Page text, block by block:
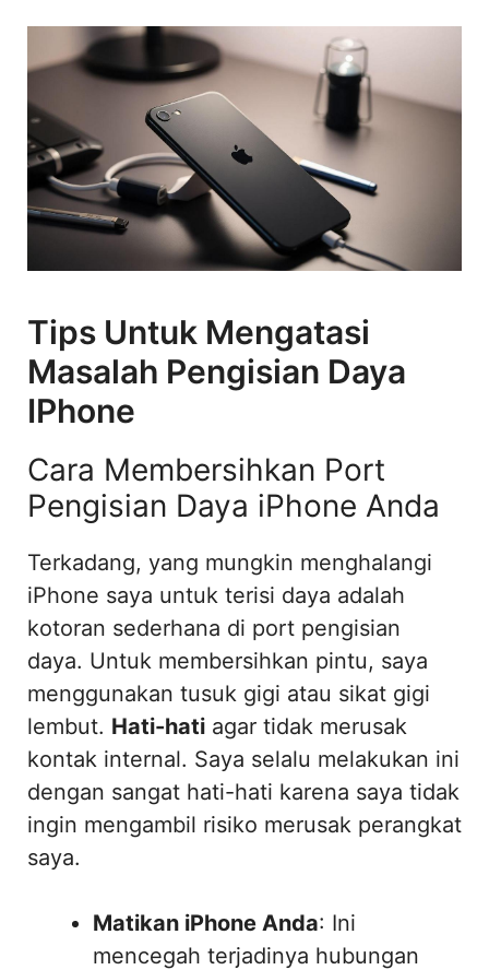
Tips Untuk Mengatasi
Masalah Pengisian Daya
IPhone
Cara Membersihkan Port
Pengisian Daya iPhone Anda
Terkadang, yang mungkin menghalangi
iPhone saya untuk terisi daya adalah
kotoran sederhana di port pengisian
daya. Untuk membersihkan pintu, saya
menggunakan tusuk gigi atau sikat gigi
lembut. Hati-hati agar tidak merusak
kontak internal. Saya selalu melakukan ini
dengan sangat hati-hati karena saya tidak
ingin mengambil risiko merusak perangkat
saya.
Matikan iPhone Anda: Ini
mencegah terjadinya hubungan